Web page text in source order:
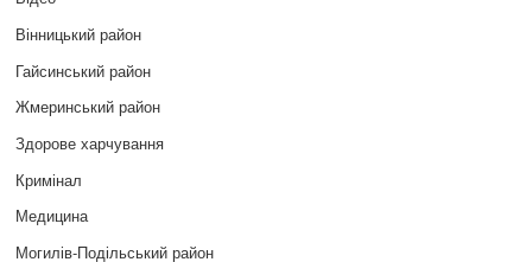
Вінницький район
Гайсинський район
Жмеринський район
Здорове харчування
Кримінал
Медицина
Могилів-Подільський район